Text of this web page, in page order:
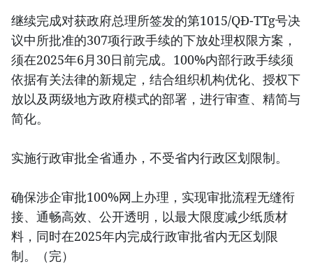
继续完成对获政府总理所签发的第1015/QĐ-TTg号决
议中所批准的307项行政手续的下放处理权限方案，
须在2025年6月30日前完成。100%内部行政手续须
依据有关法律的新规定，结合组织机构优化、授权下
放以及两级地方政府模式的部署，进行审查、精简与
简化。
实施行政审批全省通办，不受省内行政区划限制。
确保涉企审批100%网上办理，实现审批流程无缝衔
接、通畅高效、公开透明，以最大限度减少纸质材
料，同时在2025年内完成行政审批省内无区划限
制。（完）